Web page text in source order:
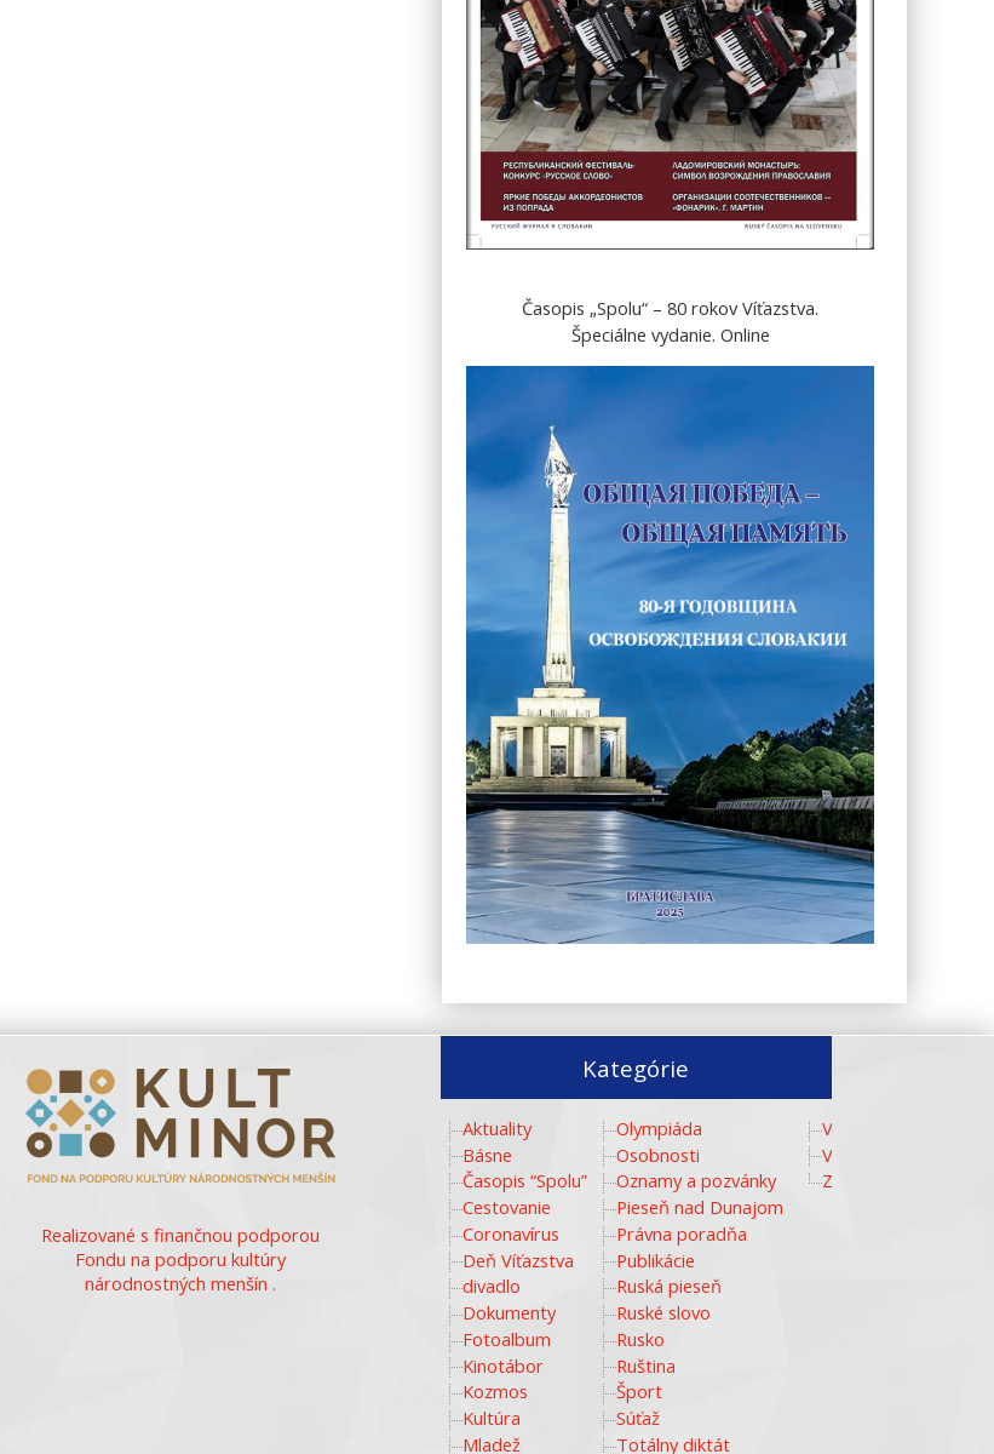
Časopis „Spolu“ – 80 rokov Víťazstva.
Špeciálne vydanie. Online
Realizované s finančnou podporou
Fondu na podporu kultúry
národnostných menšín .
Kategórie
Aktuality
Básne
Časopis “Spolu”
Cestovanie
Coronavírus
Deň Víťazstva
divadlo
Dokumenty
Fotoalbum
Kinotábor
Kozmos
Kultúra
Mladež
Olympiáda
Osobnosti
Oznamy a pozvánky
Pieseň nad Dunajom
Právna poradňa
Publikácie
Ruská pieseň
Ruské slovo
Rusko
Ruština
Šport
Súťaž
Totálny diktát
Video
Vzdelávanie
Zlaté storočie